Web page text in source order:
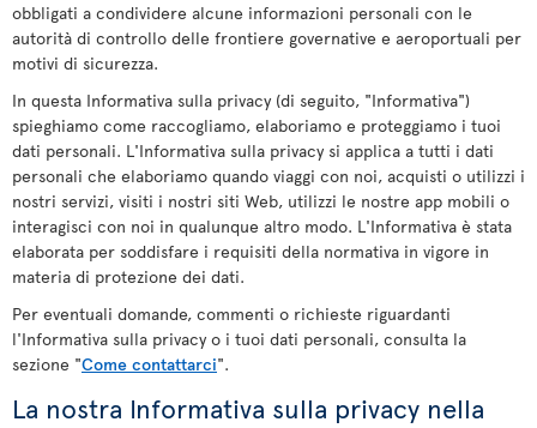
obbligati a condividere alcune informazioni personali con le
autorità di controllo delle frontiere governative e aeroportuali per
motivi di sicurezza.
In questa Informativa sulla privacy (di seguito, "Informativa")
spieghiamo come raccogliamo, elaboriamo e proteggiamo i tuoi
dati personali. L'Informativa sulla privacy si applica a tutti i dati
personali che elaboriamo quando viaggi con noi, acquisti o utilizzi i
nostri servizi, visiti i nostri siti Web, utilizzi le nostre app mobili o
interagisci con noi in qualunque altro modo. L'Informativa è stata
elaborata per soddisfare i requisiti della normativa in vigore in
materia di protezione dei dati.
Per eventuali domande, commenti o richieste riguardanti
l'Informativa sulla privacy o i tuoi dati personali, consulta la
sezione "Come contattarci".
La nostra Informativa sulla privacy nella